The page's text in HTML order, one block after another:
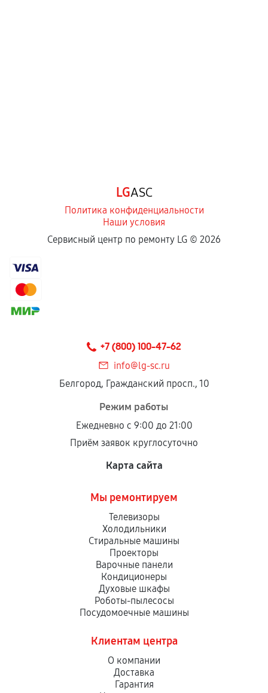
LGASC
Политика конфиденциальности
Наши условия
Сервисный центр по ремонту LG © 2026
+7 (800) 100-47-62
info@lg-sc.ru
Белгород, Гражданский просп., 10
Режим работы
Ежедневно с 9:00 до 21:00
Приём заявок круглосуточно
Карта сайта
Мы ремонтируем
Телевизоры
Холодильники
Стиральные машины
Проекторы
Варочные панели
Кондиционеры
Духовые шкафы
Роботы-пылесосы
Посудомоечные машины
Клиентам центра
О компании
Доставка
Гарантия